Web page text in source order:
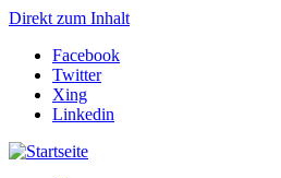
Direkt zum Inhalt
Facebook
Twitter
Xing
Linkedin